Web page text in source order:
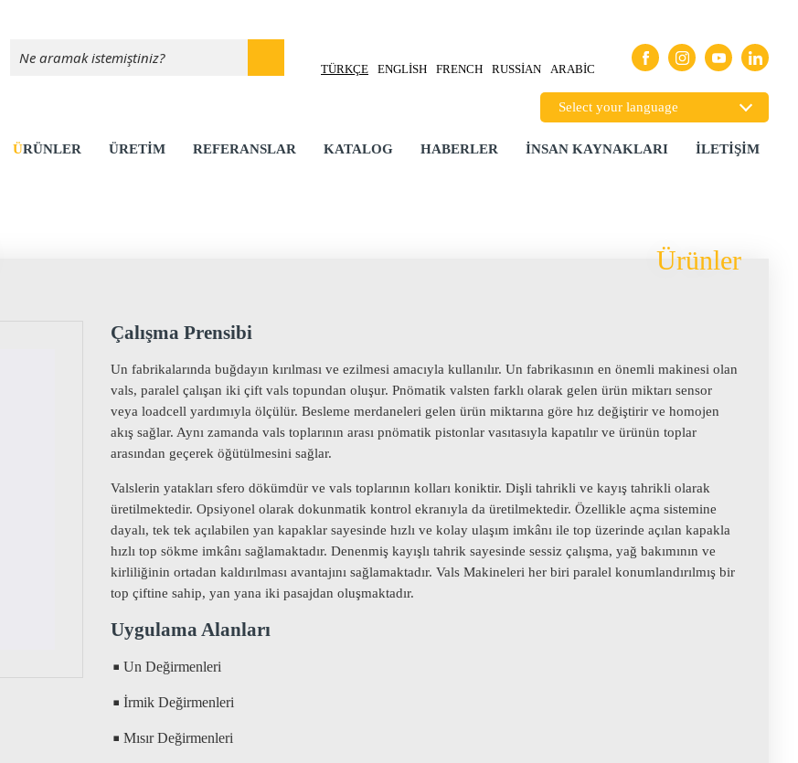
TÜRKÇE ENGLISH FRENCH RUSSIAN ARABIC
ÜRÜNLER ÜRETİM REFERANSLAR KATALOG HABERLER İNSAN KAYNAKLARI İLETIŞIM
Ürünler
Çalışma Prensibi
Un fabrikalarında buğdayın kırılması ve ezilmesi amacıyla kullanılır. Un fabrikasının en önemli makinesi olan
vals, paralel çalışan iki çift vals topundan oluşur. Pnömatik valsten farklı olarak gelen ürün miktarı sensor
veya loadcell yardımıyla ölçülür. Besleme merdaneleri gelen ürün miktarına göre hız değiştirir ve homojen
akış sağlar. Aynı zamanda vals toplarının arası pnömatik pistonlar vasıtasıyla kapatılır ve ürünün toplar
arasından geçerek öğütülmesini sağlar.
Valslerin yatakları sfero dökümdür ve vals toplarının kolları koniktir. Dişli tahrikli ve kayış tahrikli olarak
üretilmektedir. Opsiyonel olarak dokunmatik kontrol ekranıyla da üretilmektedir. Özellikle açma sistemine
dayalı, tek tek açılabilen yan kapaklar sayesinde hızlı ve kolay ulaşım imkânı ile top üzerinde açılan kapakla
hızlı top sökme imkânı sağlamaktadır. Denenmiş kayışlı tahrik sayesinde sessiz çalışma, yağ bakımının ve
kirliliğinin ortadan kaldırılması avantajını sağlamaktadır. Vals Makineleri her biri paralel konumlandırılmış bir
top çiftine sahip, yan yana iki pasajdan oluşmaktadır.
Uygulama Alanları
◾ Un Değirmenleri
◾ İrmik Değirmenleri
◾ Mısır Değirmenleri